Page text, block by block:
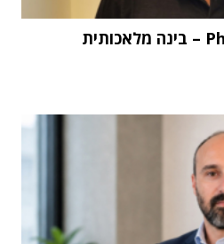
"העתיד הוא Physical AI – בינה מלאכותית